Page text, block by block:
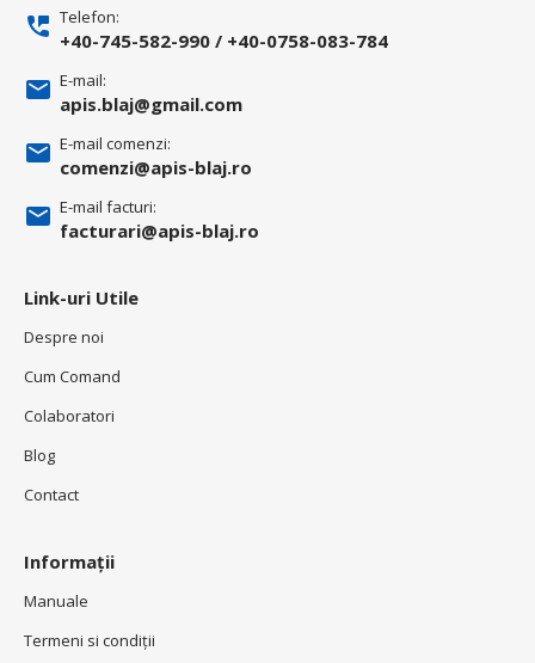
Telefon:
+40-745-582-990 / +40-0758-083-784
E-mail:
apis.blaj@gmail.com
E-mail comenzi:
comenzi@apis-blaj.ro
E-mail facturi:
facturari@apis-blaj.ro
Link-uri Utile
Despre noi
Cum Comand
Colaboratori
Blog
Contact
Informații
Manuale
Termeni si condiţii